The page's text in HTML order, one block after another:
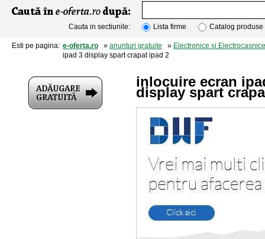
Cauta in sectiunile: Lista firme Catalog produse
Esti pe pagina: e-oferta.ro » anunturi gratuite » Electronice si Electrocasnice
ipad 3 display spart crapat ipad 2
inlocuire ecran
display spart